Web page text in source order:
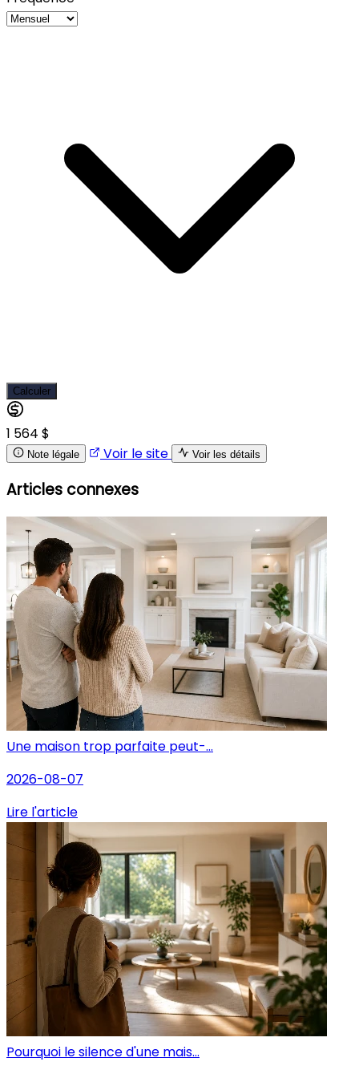
Calculer
1 564 $
Note légale Voir le site Voir les détails
Articles connexes
Une maison trop parfaite peut-...
2026-08-07
Lire l'article
Pourquoi le silence d'une mais...